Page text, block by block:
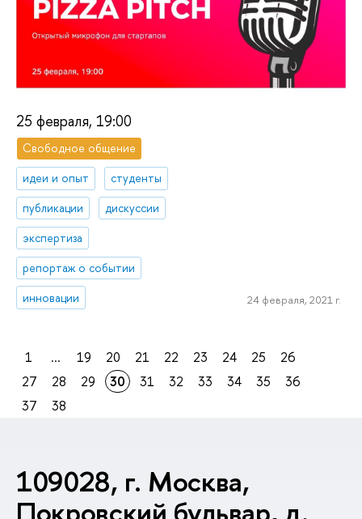
25 февраля, 19:00
Свободное общение
идеи и опыт
студенты
публикации
дискуссии
экспертиза
репортаж о событии
инновации
24 февраля, 2021 г.
1 ... 19 20 21 22 23 24 25
26
27
28 29 30 31 32 33 34 35
36
37
38
109028, г. Москва,